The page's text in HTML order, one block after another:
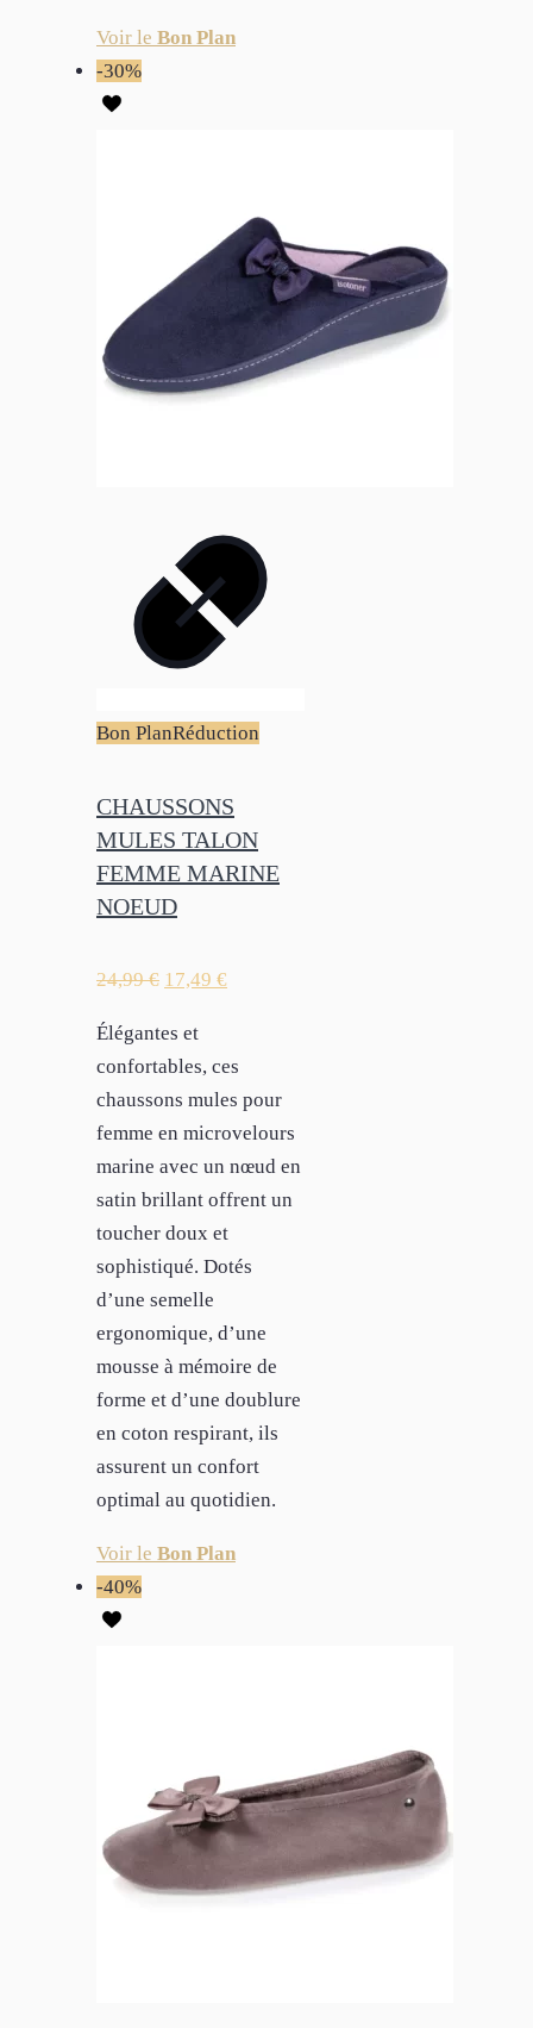
Voir le Bon Plan
-30%
Bon PlanRéduction
CHAUSSONS
MULES TALON
FEMME MARINE
NOEUD
24,99€ 17,49 €
Élégantes et
confortables, ces
chaussons mules pour
femme en microvelours
marine avec un nœud en
satin brillant offrent un
toucher doux et
sophistiqué. Dotés
d’une semelle
ergonomique, d’une
mousse à mémoire de
forme et d’une doublure
en coton respirant, ils
assurent un confort
optimal au quotidien.
Voir le Bon Plan
-40%